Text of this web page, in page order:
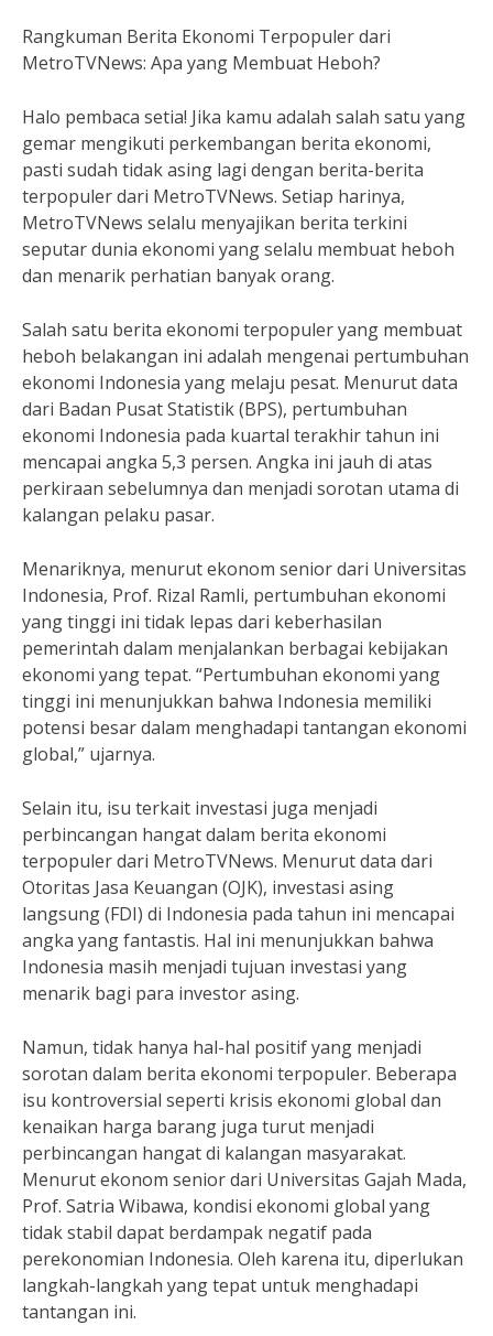
Rangkuman Berita Ekonomi Terpopuler dari
MetroTVNews: Apa yang Membuat Heboh?
Halo pembaca setia! Jika kamu adalah salah satu yang
gemar mengikuti perkembangan berita ekonomi,
pasti sudah tidak asing lagi dengan berita-berita
terpopuler dari MetroTVNews. Setiap harinya,
MetroTVNews selalu menyajikan berita terkini
seputar dunia ekonomi yang selalu membuat heboh
dan menarik perhatian banyak orang.
Salah satu berita ekonomi terpopuler yang membuat
heboh belakangan ini adalah mengenai pertumbuhan
ekonomi Indonesia yang melaju pesat. Menurut data
dari Badan Pusat Statistik (BPS), pertumbuhan
ekonomi Indonesia pada kuartal terakhir tahun ini
mencapai angka 5,3 persen. Angka ini jauh di atas
perkiraan sebelumnya dan menjadi sorotan utama di
kalangan pelaku pasar.
Menariknya, menurut ekonom senior dari Universitas
Indonesia, Prof. Rizal Ramli, pertumbuhan ekonomi
yang tinggi ini tidak lepas dari keberhasilan
pemerintah dalam menjalankan berbagai kebijakan
ekonomi yang tepat. “Pertumbuhan ekonomi yang
tinggi ini menunjukkan bahwa Indonesia memiliki
potensi besar dalam menghadapi tantangan ekonomi
global,” ujarnya.
Selain itu, isu terkait investasi juga menjadi
perbincangan hangat dalam berita ekonomi
terpopuler dari MetroTVNews. Menurut data dari
Otoritas Jasa Keuangan (OJK), investasi asing
langsung (FDI) di Indonesia pada tahun ini mencapai
angka yang fantastis. Hal ini menunjukkan bahwa
Indonesia masih menjadi tujuan investasi yang
menarik bagi para investor asing.
Namun, tidak hanya hal-hal positif yang menjadi
sorotan dalam berita ekonomi terpopuler. Beberapa
isu kontroversial seperti krisis ekonomi global dan
kenaikan harga barang juga turut menjadi
perbincangan hangat di kalangan masyarakat.
Menurut ekonom senior dari Universitas Gajah Mada,
Prof. Satria Wibawa, kondisi ekonomi global yang
tidak stabil dapat berdampak negatif pada
perekonomian Indonesia. Oleh karena itu, diperlukan
langkah-langkah yang tepat untuk menghadapi
tantangan ini.